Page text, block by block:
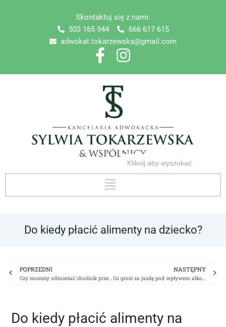
Skontaktuj się z nami:
503 165 944
666 617 615
adwokat.tokarzewska@gmail.com
Menu
Search
for:
Do kiedy płacić alimenty na dziecko?
PrevPOPRZEDNI
Czy musimy odśnieżać chodnik przed domem?
NASTĘPNY
Co grozi za jazdę pod wpływem alkoholu?
Do kiedy płacić alimenty na